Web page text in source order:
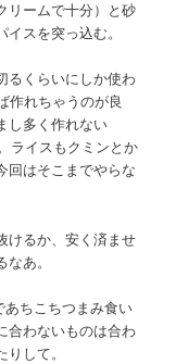
リームで十分）と砂
スを突っ込む。
るくらいにしか使わ
作れちゃうのが良
し多く作れない
ライスもクミンとか
回はそこまでやらな
けるか、安く済ませ
あ。
ちこちつまみ食い
合わないものは合わ
して。